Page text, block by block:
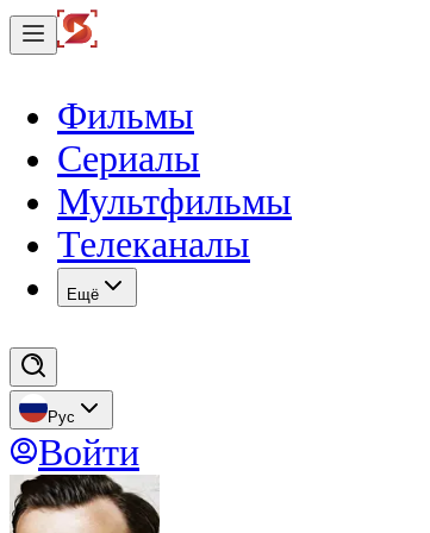
Фильмы
Сериалы
Мультфильмы
Телеканалы
Eщё
Рус
Войти